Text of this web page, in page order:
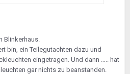
Blinkerhaus.
bin, ein Teilegutachten dazu und
eingetragen. Und dann ….. hat
gar nichts zu beanstanden.